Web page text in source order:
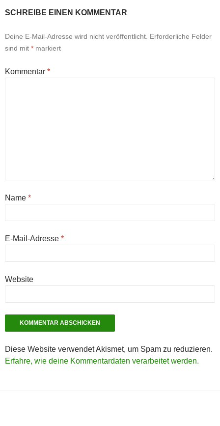
SCHREIBE EINEN KOMMENTAR
Deine E-Mail-Adresse wird nicht veröffentlicht. Erforderliche Felder
sind mit * markiert
Kommentar *
Name *
E-Mail-Adresse *
Website
Diese Website verwendet Akismet, um Spam zu reduzieren.
Erfahre, wie deine Kommentardaten verarbeitet werden.